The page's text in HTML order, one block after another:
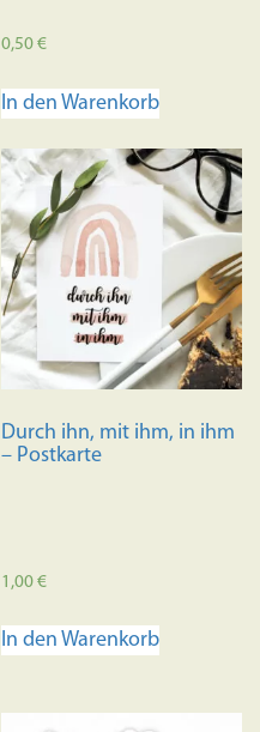
0,50€
In den Warenkorb
Durch ihn, mit ihm, in ihm
– Postkarte
1,00€
In den Warenkorb